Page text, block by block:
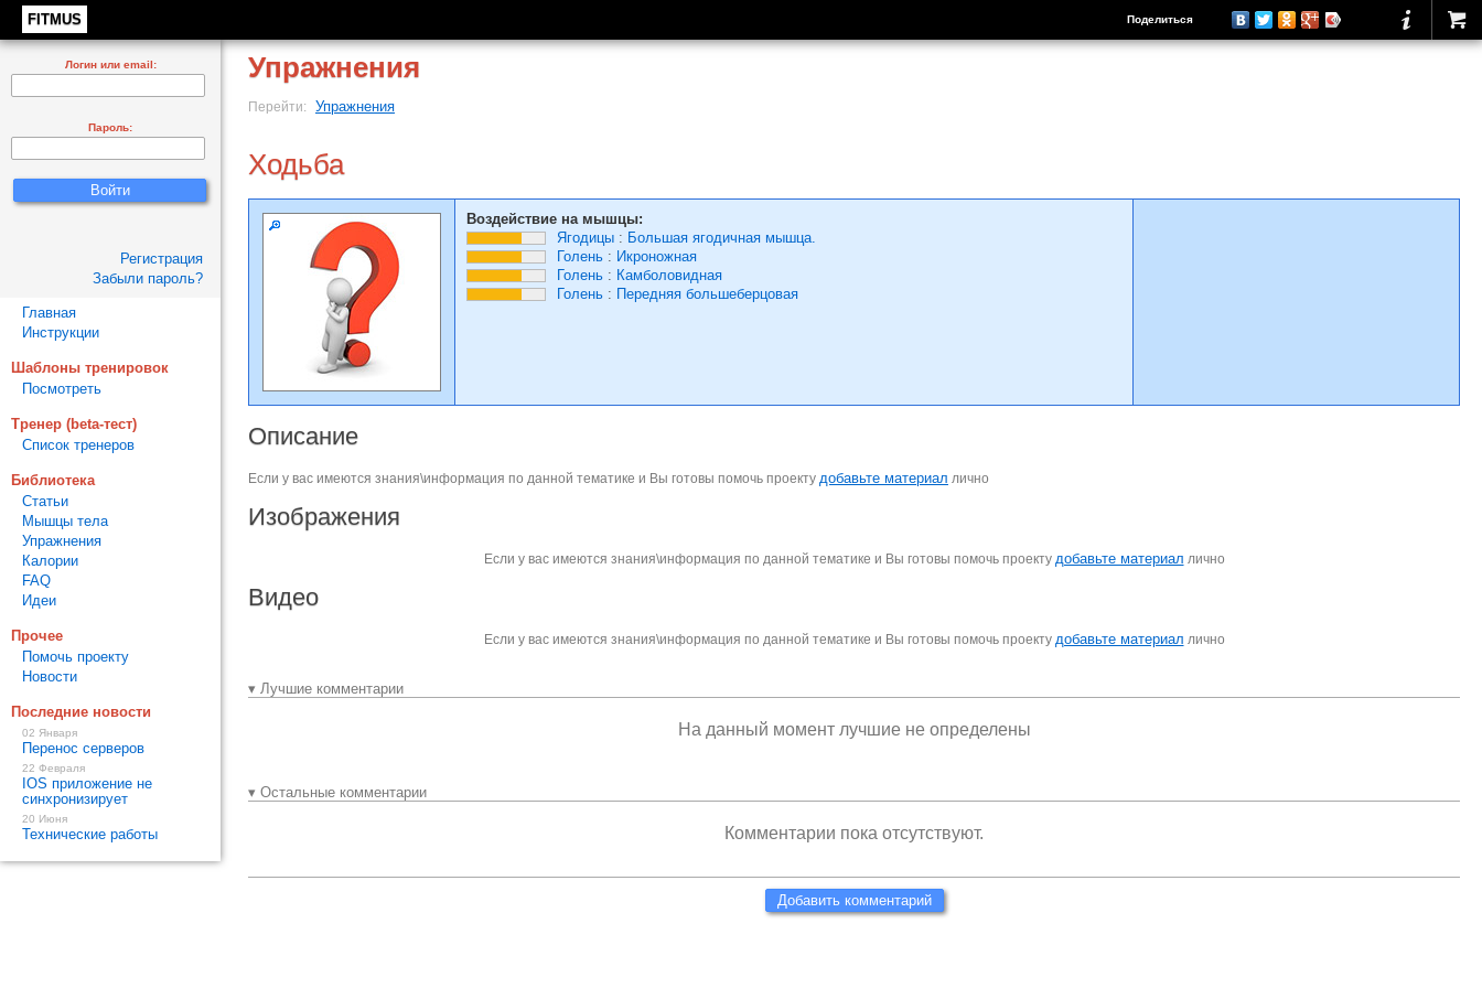
FITMUS Поделиться
Упражнения
Перейти: Упражнения
Ходьба
Воздействие на мышцы:
Ягодицы : Большая ягодичная мышца.
Голень : Икроножная
Голень : Камболовидная
Голень : Передняя большеберцовая
Описание
Если у вас имеются знания\информация по данной тематике и Вы готовы помочь проекту добавьте материал лично
Изображения
Если у вас имеются знания\информация по данной тематике и Вы готовы помочь проекту добавьте материал лично
Видео
Если у вас имеются знания\информация по данной тематике и Вы готовы помочь проекту добавьте материал лично
▾ Лучшие комментарии
На данный момент лучшие не определены
▾ Остальные комментарии
Комментарии пока отсутствуют.
Добавить комментарий
Логин или email:
Пароль:
Регистрация
Забыли пароль?
Главная
Инструкции
Шаблоны тренировок
Посмотреть
Тренер (beta-тест)
Список тренеров
Библиотека
Статьи
Мышцы тела
Упражнения
Калории
FAQ
Идеи
Прочее
Помочь проекту
Новости
Последние новости
02 Января
Перенос серверов
22 Февраля
IOS приложение не
синхронизирует
20 Июня
Технические работы